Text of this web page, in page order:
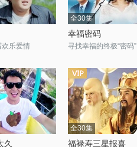
欢乐爱情
全30集
幸福密码
寻找幸福的终极“密码”
久
全30集
福禄寿三星报喜